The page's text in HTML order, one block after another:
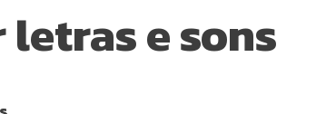
e sons